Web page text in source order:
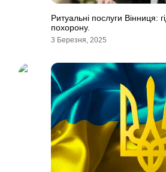
Ритуальні послуги Вінниця:
похорону.
3 Березня, 2025